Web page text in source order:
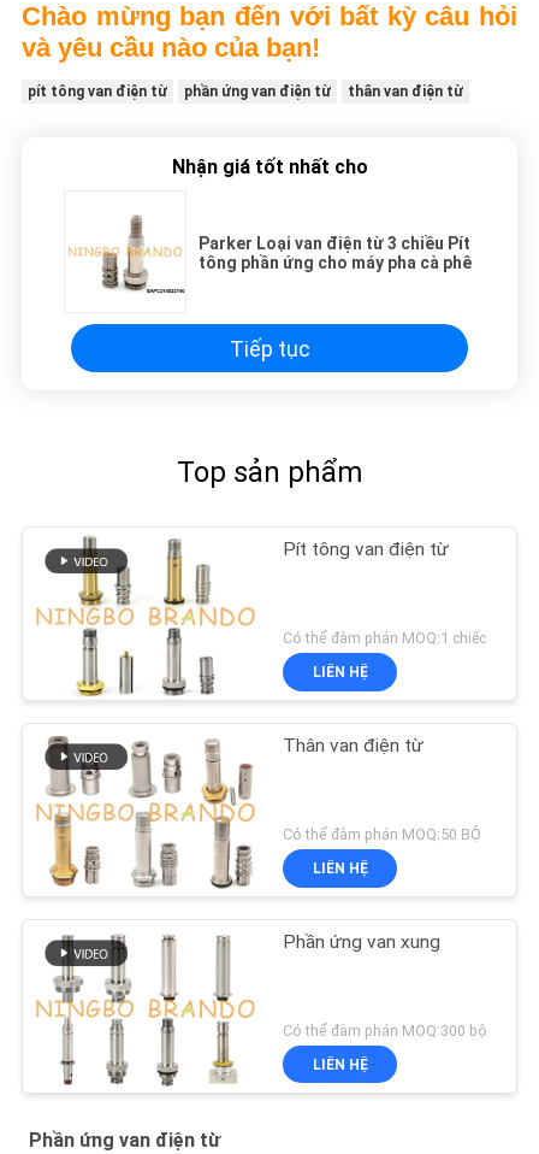
Chào mừng bạn đến với bất kỳ câu hỏi
và yêu cầu nào của bạn!
pít tông van điện từ phần ứng van điện từ thân van điện từ
Nhận giá tốt nhất cho
Parker Loại van điện từ 3 chiều Pít
tông phần ứng cho máy pha cà phê
Tiếp tục
Top sản phẩm
Pít tông van điện từ
Có thể đàm phán MOQ:1 chiếc
LIÊN HỆ
Thân van điện từ
Có thể đàm phán MOQ:50 BỘ
LIÊN HỆ
Phần ứng van xung
Có thể đàm phán MOQ:300 bộ
LIÊN HỆ
Phần ứng van điện từ